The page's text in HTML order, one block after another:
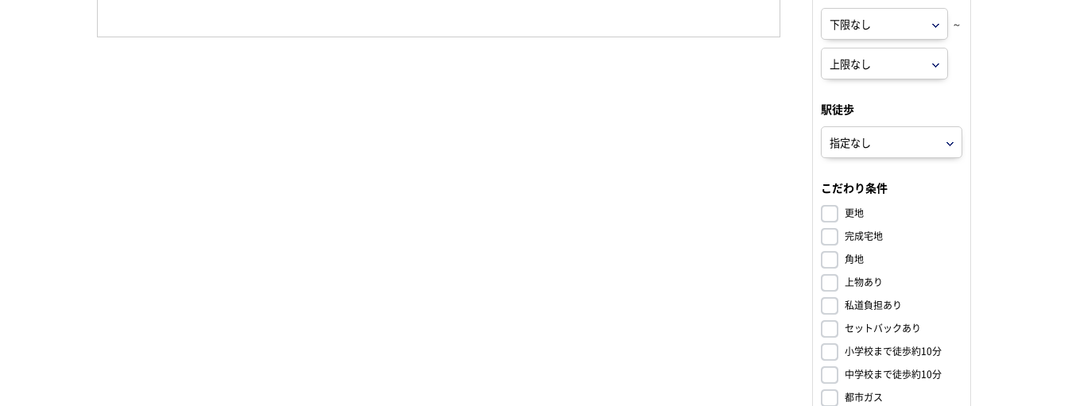
～
駅徒歩
こだわり条件
更地
完成宅地
角地
上物あり
私道負担あり
セットバックあり
小学校まで徒歩約10分
中学校まで徒歩約10分
都市ガス